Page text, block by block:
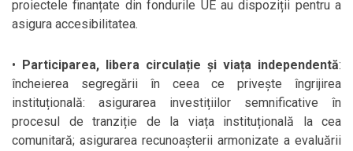
proiectele finanțate din fondurile UE au dispoziții pentru a
asigura accesibilitatea.
• Participarea, libera circulație și viața independentă:
încheierea segregării în ceea ce privește îngrijirea
instituțională: asigurarea investițiilor semnificative în
procesul de tranziție de la viața instituțională la cea
comunitară; asigurarea recunoașterii armonizate a evaluării